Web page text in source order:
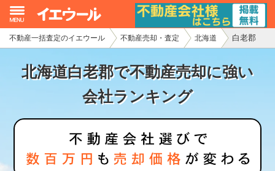
不動産一括査定のイエウール 不動産売却・査定 北海道 白老郡
北海道白老郡で不動産売却に強い
会社ランキング
イエウール加盟希望の不動産会社様
初めての方へ
不動産の売却・一括査定
家査定シミュレーター